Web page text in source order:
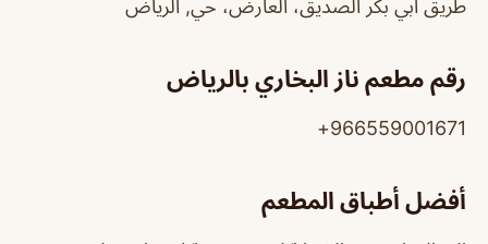
طريق ابي بكر الصديق، العارض، حي, الرياض
رقم مطعم ناز البخاري بالرياض
966559001671+
أفضل أطباق المطعم